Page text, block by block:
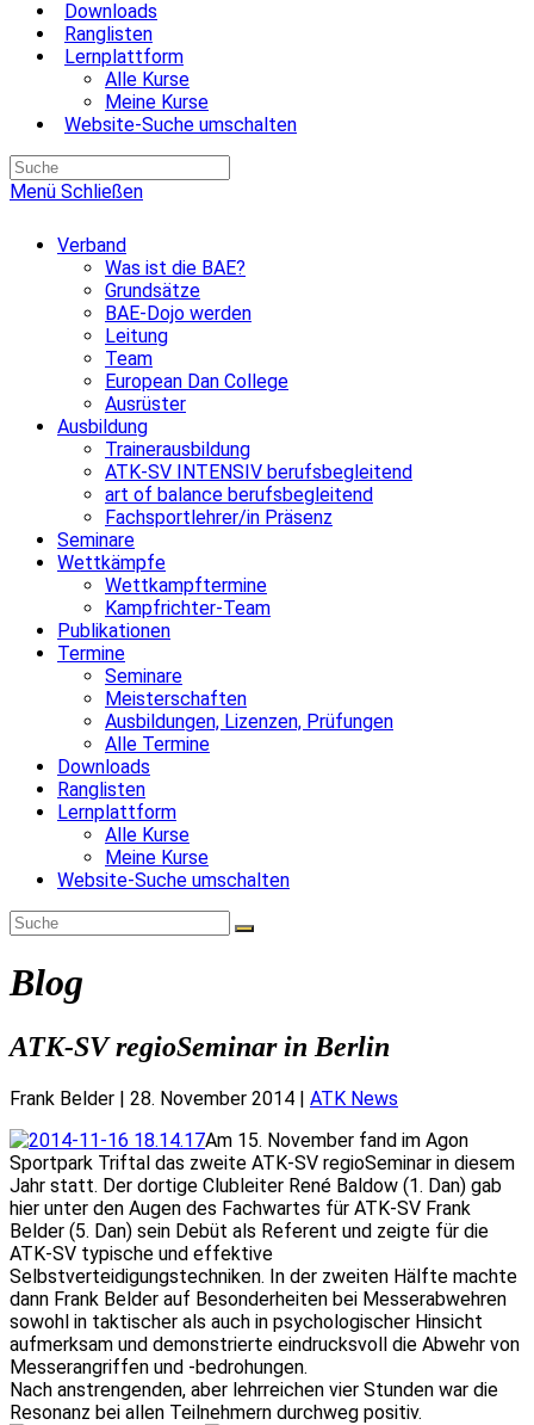
Downloads
Ranglisten
Lernplattform
Alle Kurse
Meine Kurse
Website-Suche umschalten
Menü Schließen
Verband
Was ist die BAE?
Grundsätze
BAE-Dojo werden
Leitung
Team
European Dan College
Ausrüster
Ausbildung
Trainerausbildung
ATK-SV INTENSIV berufsbegleitend
art of balance berufsbegleitend
Fachsportlehrer/in Präsenz
Seminare
Wettkämpfe
Wettkampftermine
Kampfrichter-Team
Publikationen
Termine
Seminare
Meisterschaften
Ausbildungen, Lizenzen, Prüfungen
Alle Termine
Downloads
Ranglisten
Lernplattform
Alle Kurse
Meine Kurse
Website-Suche umschalten
Blog
ATK-SV regioSeminar in Berlin
Frank Belder | 28. November 2014 | ATK News
Am 15. November fand im Agon
Sportpark Triftal das zweite ATK-SV regioSeminar in diesem
Jahr statt. Der dortige Clubleiter René Baldow (1. Dan) gab
hier unter den Augen des Fachwartes für ATK-SV Frank
Belder (5. Dan) sein Debüt als Referent und zeigte für die
ATK-SV typische und effektive
Selbstverteidigungstechniken. In der zweiten Hälfte machte
dann Frank Belder auf Besonderheiten bei Messerabwehren
sowohl in taktischer als auch in psychologischer Hinsicht
aufmerksam und demonstrierte eindrucksvoll die Abwehr von
Messerangriffen und -bedrohungen.
Nach anstrengenden, aber lehrreichen vier Stunden war die
Resonanz bei allen Teilnehmern durchweg positiv.